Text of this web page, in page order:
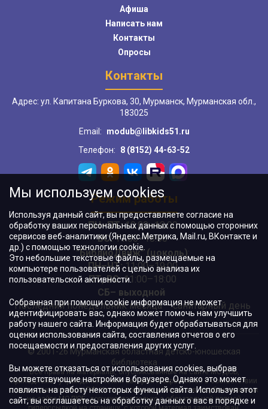
Афиша
Написать нам
Контакты
Опросы
Контакты
Адрес: ул. Капитана Буркова, 30, Мурманск, Мурманская обл.,
183025
Email:
modub@libkids51.ru
Телефон:
8 (8152) 44-63-52
Режим работы
ПН–ПТ:10:00–18:00
ВС:11:00–18:00
"БиблиоДвиж" (цоколь):
ПН–ЧТ:11:00–19:00
ПТ, ВС:11:00–18:00
СБ– выходной
Последний понедельник месяца – санитарный день
© 2001-26 Мурманская областная детско-юношеская
библиотека
Все права на материалы, опубликованные на сайте МОДЮБ,
принадлежат учреждению и/или авторам и охраняются в соответствии
с законодательством РФ. Использование материалов, опубликованных
на сайте МОДЮБ, допускается только с обязательной прямой
Мы используем cookies
Используя данный сайт, вы предоставляете согласие на
обработку ваших персональных данных с помощью сторонних
сервисов веб-аналитики (Яндекс.Метрика, Mail.ru, ВКонтакте и
др.) с помощью технологии cookie.
Это небольшие текстовые файлы, размещаемые на
компьютере пользователей с целью анализа их
пользовательской активности.
Собранная при помощи cookie информация не может
идентифицировать вас, однако может помочь нам улучшить
работу нашего сайта. Информация будет обрабатываться для
оценки использования сайта, составления отчетов о его
посещаемости и предоставления других услуг.
Вы можете отказаться от использования cookies, выбрав
соответствующие настройки в браузере. Однако это может
повлиять на работу некоторых функций сайта. Используя этот
сайт, вы соглашаетесь на обработку данных о вас в порядке и